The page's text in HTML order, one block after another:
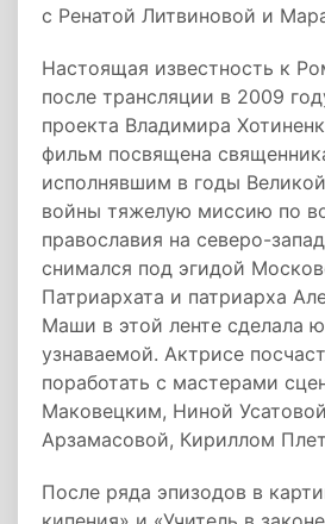
с Ренатой Литвиновой и
Настоящая известность к
после трансляции в 2009
проекта Владимира
фильм посвящена
исполнявшим в годы
войны тяжелую миссию по
православия на северо-
снимался под эгидой
Патриархата и патриарха
Маши в этой ленте сделала
узнаваемой. Актрисе
поработать с мастерами
Маковецким, Ниной
Арзамасовой, Кириллом
После ряда эпизодов в